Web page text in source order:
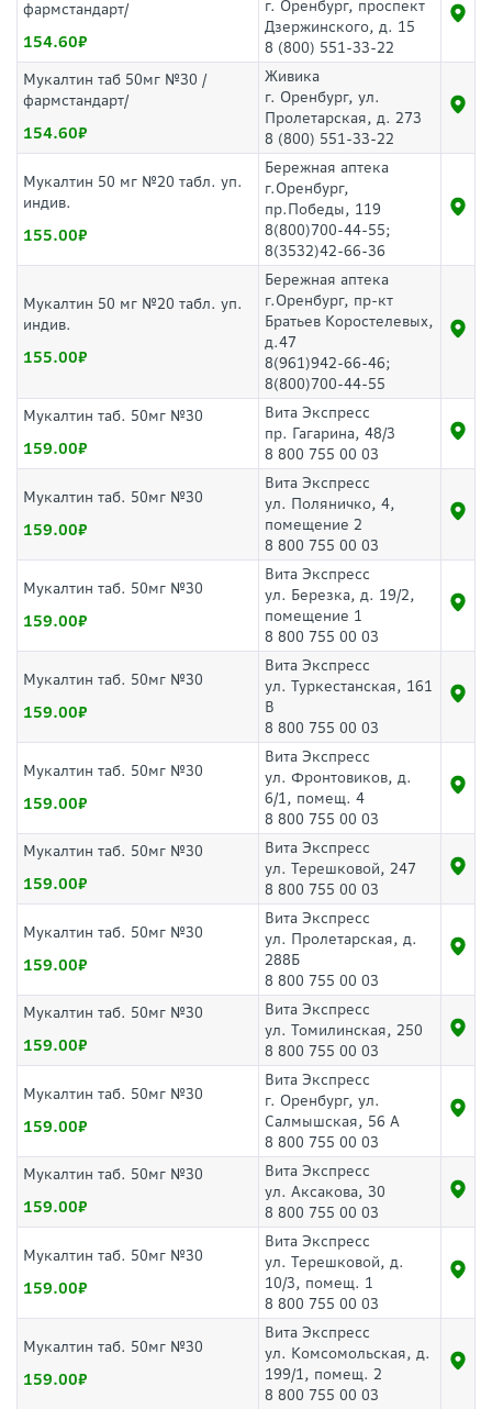
фармстандарт/
154.60
г. Оренбург, проспект
Дзержинского, д. 15
8 (800) 551-33-22
Мукалтин таб 50мг №30 /
фармстандарт/
154.60
Живика
г. Оренбург, ул.
Пролетарская, д. 273
8 (800) 551-33-22
Мукалтин 50 мг №20 табл. уп.
индив.
155.00
Бережная аптека
г.Оренбург,
пр.Победы, 119
8(800)700-44-55;
8(3532)42-66-36
Мукалтин 50 мг №20 табл. уп.
индив.
155.00
Бережная аптека
г.Оренбург, пр-кт
Братьев Коростелевых,
д.47
8(961)942-66-46;
8(800)700-44-55
Мукалтин таб. 50мг №30
159.00
Вита Экспресс
пр. Гагарина, 48/3
8 800 755 00 03
Мукалтин таб. 50мг №30
159.00
Вита Экспресс
ул. Поляничко, 4,
помещение 2
8 800 755 00 03
Мукалтин таб. 50мг №30
159.00
Вита Экспресс
ул. Березка, д. 19/2,
помещение 1
8 800 755 00 03
Мукалтин таб. 50мг №30
159.00
Вита Экспресс
ул. Туркестанская, 161
В
8 800 755 00 03
Мукалтин таб. 50мг №30
159.00
Вита Экспресс
ул. Фронтовиков, д.
6/1, помещ. 4
8 800 755 00 03
Мукалтин таб. 50мг №30
159.00
Вита Экспресс
ул. Терешковой, 247
8 800 755 00 03
Мукалтин таб. 50мг №30
159.00
Вита Экспресс
ул. Пролетарская, д.
288Б
8 800 755 00 03
Мукалтин таб. 50мг №30
159.00
Вита Экспресс
ул. Томилинская, 250
8 800 755 00 03
Мукалтин таб. 50мг №30
159.00
Вита Экспресс
г. Оренбург, ул.
Салмышская, 56 А
8 800 755 00 03
Мукалтин таб. 50мг №30
159.00
Вита Экспресс
ул. Аксакова, 30
8 800 755 00 03
Мукалтин таб. 50мг №30
159.00
Вита Экспресс
ул. Терешковой, д.
10/3, помещ. 1
8 800 755 00 03
Мукалтин таб. 50мг №30
159.00
Вита Экспресс
ул. Комсомольская, д.
199/1, помещ. 2
8 800 755 00 03